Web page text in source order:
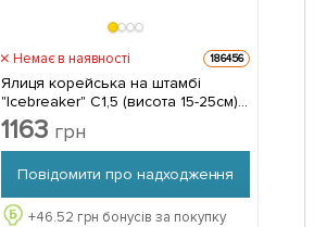
Немає в наявності 186456
Ялиця корейська на штамбі
"Icebreaker" С1,5 (висота 15-25см) 1
саджанець в упаковці
1163 грн
Повідомити про надходження
+46.52 грн бонусів за покупку